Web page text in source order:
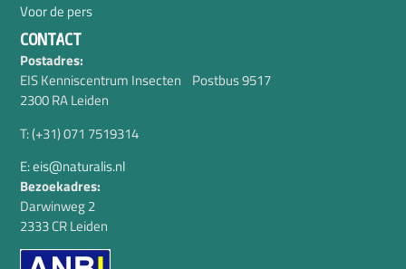
Voor de pers
CONTACT
Postadres:
EIS Kenniscentrum Insecten Postbus 9517
2300 RA Leiden
T: (+31) 071 7519314
E: eis@naturalis.nl
Bezoekadres:
Darwinweg 2
2333 CR Leiden